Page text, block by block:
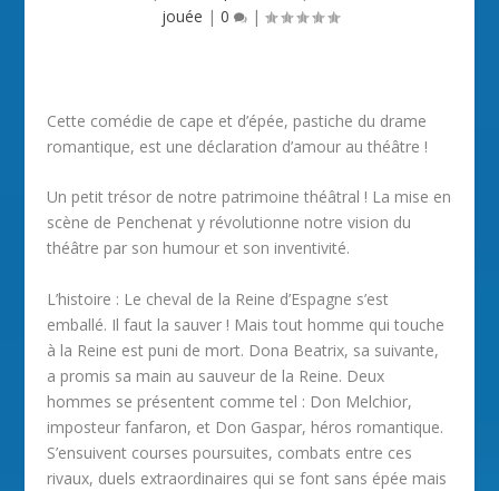
jouée | 0 |
Cette comédie de cape et d’épée, pastiche du drame
romantique, est une déclaration d’amour au théâtre !
Un petit trésor de notre patrimoine théâtral ! La mise en
scène de Penchenat y révolutionne notre vision du
théâtre par son humour et son inventivité.
L’histoire : Le cheval de la Reine d’Espagne s’est
emballé. Il faut la sauver ! Mais tout homme qui touche
à la Reine est puni de mort. Dona Beatrix, sa suivante,
a promis sa main au sauveur de la Reine. Deux
hommes se présentent comme tel : Don Melchior,
imposteur fanfaron, et Don Gaspar, héros romantique.
S’ensuivent courses poursuites, combats entre ces
rivaux, duels extraordinaires qui se font sans épée mais